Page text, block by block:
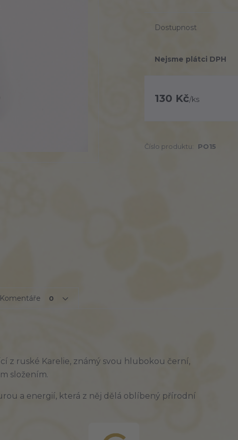
Dostupnost
Nejsme plátci DPH
130 Kč/ks
Číslo produktu: PO15
Komentáře 0
z ruské Karelie, známý svou hlubokou černí,
složením.
a energií, která z něj dělá oblíbený přírodní